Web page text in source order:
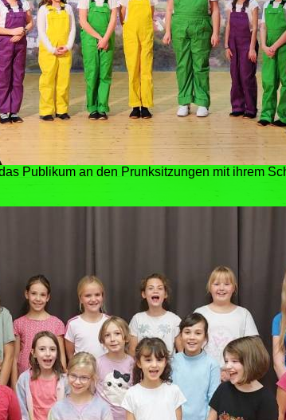
Publikum an den Prunksitzungen mit ihrem